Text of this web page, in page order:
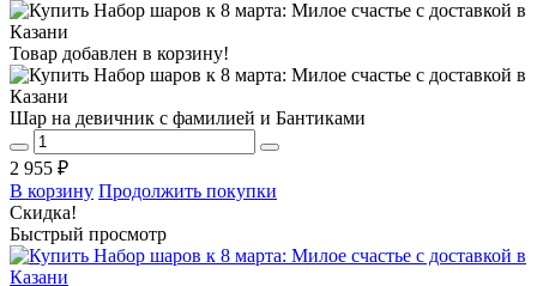
Товар добавлен в корзину!
Шар на девичник с фамилией и Бантиками
2 955 ₽
В корзину Продолжить покупки
Скидка!
Быстрый просмотр